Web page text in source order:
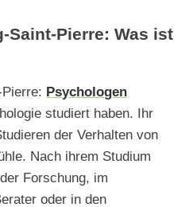
Saint-Pierre: Was ist
Psychologen
studiert haben. Ihr
der Verhalten von
Nach ihrem Studium
Forschung, im
oder in den